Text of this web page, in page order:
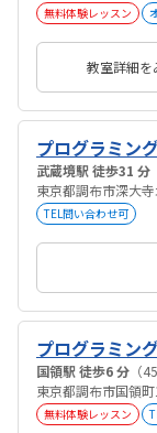
無料体験レッスン
教室詳細を
プログラミン
武蔵境駅 徒歩31 分
東京都調布市深大
TEL問い合わせ可
プログラミン
国領駅 徒歩6 分 （
東京都調布市国領
無料体験レッスン